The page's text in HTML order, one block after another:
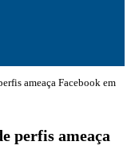
ameaça Facebook em
perfis ameaça